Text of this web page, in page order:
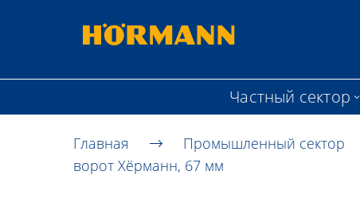
Частный сектор
Главная Промышленный сектор
ворот Хёрманн, 67 мм